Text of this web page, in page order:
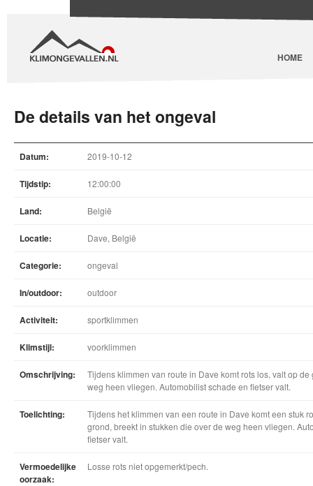
HOME
De details van het ongeval
Datum: 2019-10-12
Tijdstip: 12:00:00
Land: België
Locatie: Dave, België
Categorie: ongeval
In/outdoor: outdoor
Activiteit: sportklimmen
Klimstijl: voorklimmen
Omschrijving:
Tijdens klimmen van route in Dave komt rots los, valt op
weg heen vliegen. Automobilist schade en fietser valt.
Toelichting:
Tijdens het klimmen van een route in Dave komt een stuk
grond, breekt in stukken die over de weg heen vliegen.
fietser valt.
Vermoedelijke
oorzaak:
Losse rots niet opgemerkt/pech.